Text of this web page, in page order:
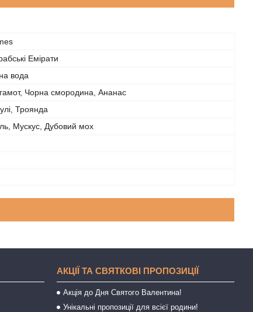
Емірати
вода
Чорна смородина, Ананас
Троянда
Мускус, Дубовий мох
АКЦІЇ ТА СВЯТКОВІ ПРОПОЗИЦІЇ
Акція до Дня Святого Валентина!
Унікальні пропозиції для всієї родини!